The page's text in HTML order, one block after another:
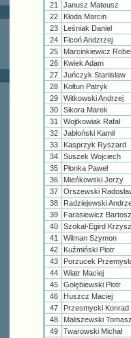
21
Janusz Mateusz
22
Kłoda Marcin
23
Leśniak Daniel
24
Ficoń Andzrzej
25
Marcinkiewicz
26
Kwiek Adam
27
Juńczyk Stanisław
28
Kołtun Patryk
29
Witkowski Andrzej
30
Sikora Marek
31
Wojtkowiak Rafał
32
Jabłoński Kamil
33
Kasprzyk Ryszard
34
Suszek Wojciech
35
Płonka Paweł
36
Mieńkowski Jerzy
37
Orszewski
38
Radziejewski
39
Farasiewicz
40
Szokal-Egird
41
Wilman Szymon
42
Kuźmiński Piotr
43
Porzucek
44
Wiatr Maciej
45
Gołębiewski Piotr
46
Huszcz Maciej
47
Przesmycki Konrad
48
Maliszewski
49
Twarowski Michał